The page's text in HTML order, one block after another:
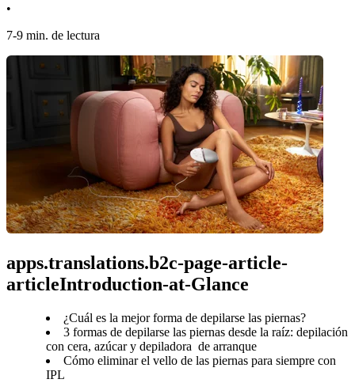
•
7-9 min. de lectura
apps.translations.b2c-page-article-
articleIntroduction-at-Glance
¿Cuál es la mejor forma de depilarse las piernas?
3 formas de depilarse las piernas desde la raíz: depilación
con cera, azúcar y depiladora de arranque
Cómo eliminar el vello de las piernas para siempre con
IPL